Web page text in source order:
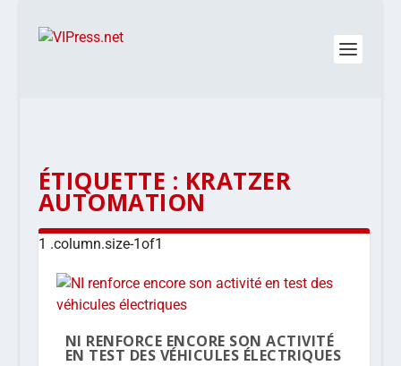
ÉTIQUETTE : KRATZER
AUTOMATION
NI RENFORCE ENCORE SON ACTIVITÉ
EN TEST DES VÉHICULES ÉLECTRIQUES